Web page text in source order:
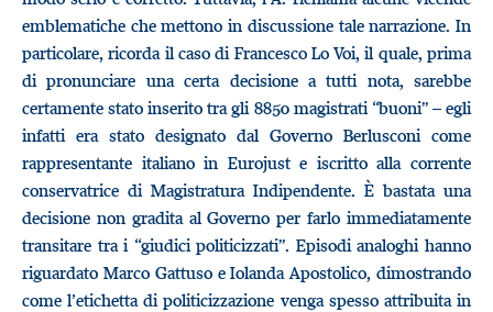
emblematiche che mettono in discussione tale narrazione. In
particolare, ricorda il caso di Francesco Lo Voi, il quale, prima
di pronunciare una certa decisione a tutti nota, sarebbe
certamente stato inserito tra gli 8850 magistrati “buoni” – egli
infatti era stato designato dal Governo Berlusconi come
rappresentante italiano in Eurojust e iscritto alla corrente
conservatrice di Magistratura Indipendente. È bastata una
decisione non gradita al Governo per farlo immediatamente
transitare tra i “giudici politicizzati”. Episodi analoghi hanno
riguardato Marco Gattuso e Iolanda Apostolico, dimostrando
come l’etichetta di politicizzazione venga spesso attribuita in